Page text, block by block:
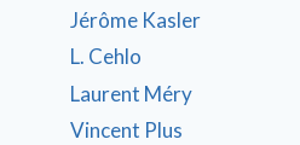
Jérôme Kasler
L. Cehlo
Laurent Méry
Vincent Plus